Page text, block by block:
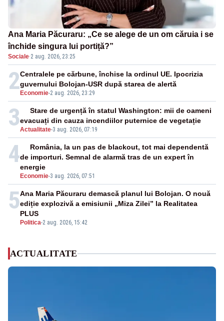
Ana Maria Păcuraru: „Ce se alege de un om căruia i se
închide singura lui portiță?”
Sociale·2 aug. 2026, 23:25
2 Economie-2 aug. 2026, 23:29
Centralele pe cărbune, închise la ordinul UE. Ipocrizia
guvernului Bolojan-USR după starea de alertă
3Actualitate-3 aug. 2026, 07:19
Stare de urgență în statul Washington: mii de oameni
evacuați din cauza incendiilor puternice de vegetație
4
Economie-3 aug. 2026, 07:51
România, la un pas de blackout, tot mai dependentă
de importuri. Semnal de alarmă tras de un expert în
energie
5
Politica-2 aug. 2026, 15:42
Ana Maria Păcuraru demască planul lui Bolojan. O nouă
ediție explozivă a emisiunii „Miza Zilei” la Realitatea
PLUS
ACTUALITATE